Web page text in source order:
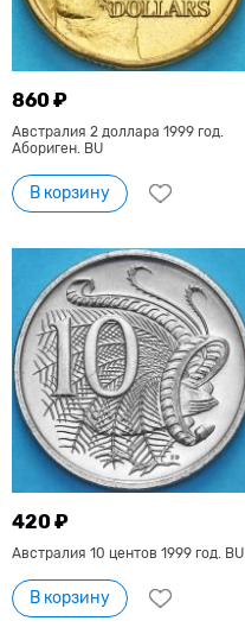
860 ₽
Австралия 2 доллара 1999 год.
Абориген. BU
В корзину
420 ₽
Австралия 10 центов 1999 год. BU
В корзину